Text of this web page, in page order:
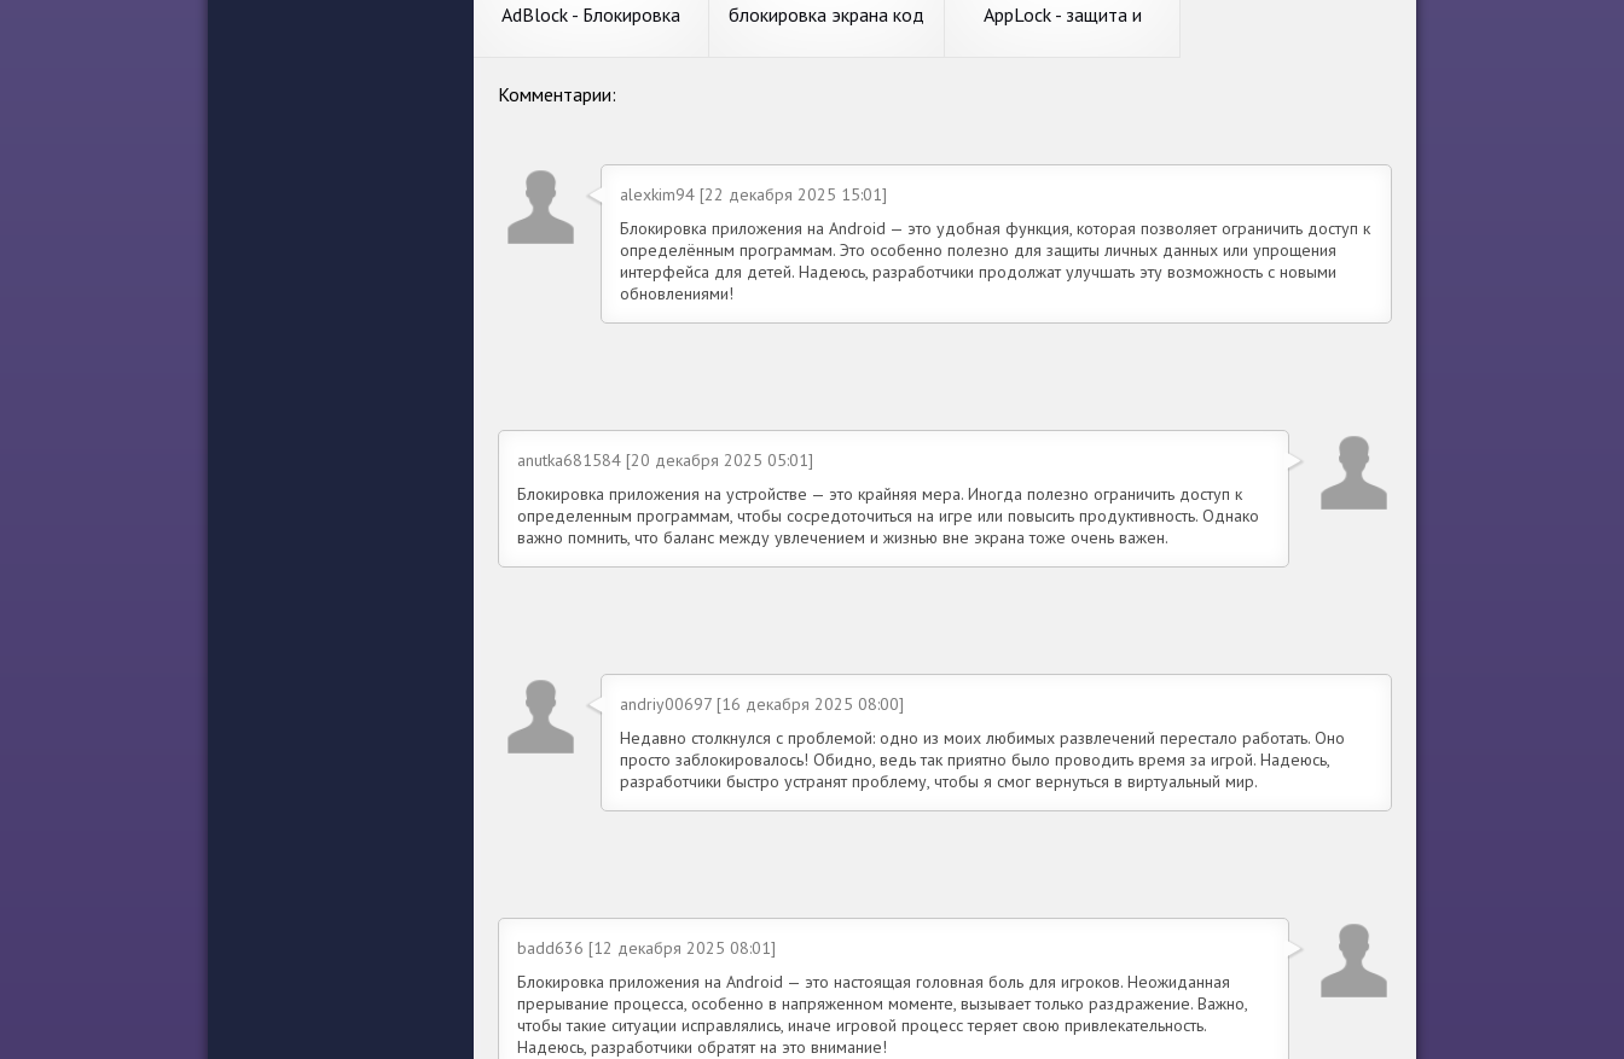
AdBlock - Блокировка
блокировка экрана код
AppLock - защита и
Комментарии:
alexkim94 [22 декабря 2025 15:01]
Блокировка приложения на Android — это удобная функция, которая позволяет ограничить доступ к
определённым программам. Это особенно полезно для защиты личных данных или упрощения
интерфейса для детей. Надеюсь, разработчики продолжат улучшать эту возможность с новыми
обновлениями!
anutka681584 [20 декабря 2025 05:01]
Блокировка приложения на устройстве — это крайняя мера. Иногда полезно ограничить доступ к
определенным программам, чтобы сосредоточиться на игре или повысить продуктивность. Однако
важно помнить, что баланс между увлечением и жизнью вне экрана тоже очень важен.
andriy00697 [16 декабря 2025 08:00]
Недавно столкнулся с проблемой: одно из моих любимых развлечений перестало работать. Оно
просто заблокировалось! Обидно, ведь так приятно было проводить время за игрой. Надеюсь,
разработчики быстро устранят проблему, чтобы я смог вернуться в виртуальный мир.
badd636 [12 декабря 2025 08:01]
Блокировка приложения на Android — это настоящая головная боль для игроков. Неожиданная
прерывание процесса, особенно в напряженном моменте, вызывает только раздражение. Важно,
чтобы такие ситуации исправлялись, иначе игровой процесс теряет свою привлекательность.
Надеюсь, разработчики обратят на это внимание!